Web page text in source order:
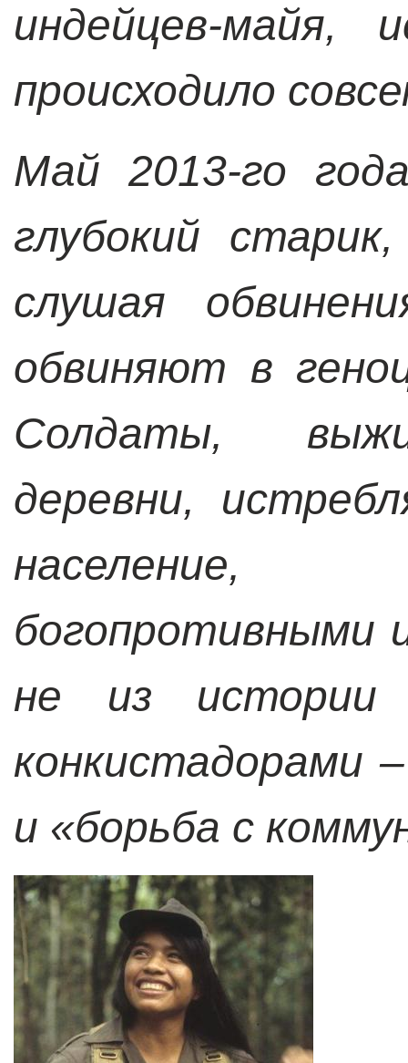
индейцев-майя,
происходило
Май 2013-го
глубокий
слушая
обвиняют в
Солдаты,
деревни,
богопротивными
не из истории
конкистадорами
и «борьба с